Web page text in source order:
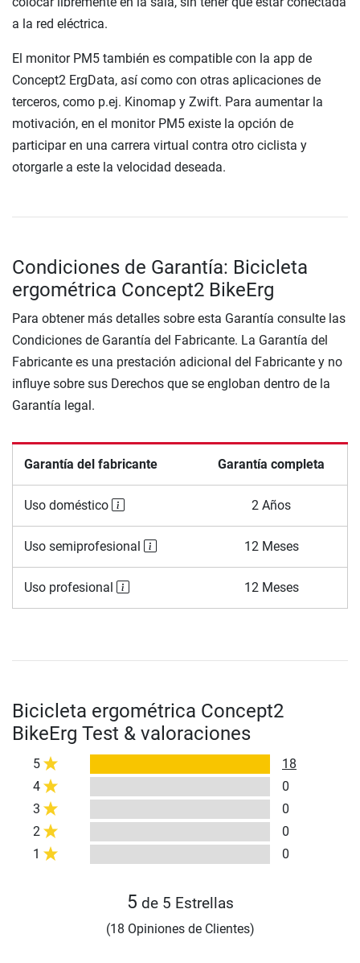
a la red eléctrica.
El monitor PM5 también es compatible con la app de
Concept2 ErgData, así como con otras aplicaciones de
terceros, como p.ej. Kinomap y Zwift. Para aumentar la
motivación, en el monitor PM5 existe la opción de
participar en una carrera virtual contra otro ciclista y
otorgarle a este la velocidad deseada.
Condiciones de Garantía: Bicicleta
ergométrica Concept2 BikeErg
Para obtener más detalles sobre esta Garantía consulte las
Condiciones de Garantía del Fabricante. La Garantía del
Fabricante es una prestación adicional del Fabricante y no
influye sobre sus Derechos que se engloban dentro de la
Garantía legal.
Garantía del fabricante Garantía completa
Uso doméstico 2 Años
Uso semiprofesional 12 Meses
Uso profesional 12 Meses
Bicicleta ergométrica Concept2
BikeErg Test & valoraciones
5
18
4
0
3
0
2
0
1
0
5 de 5 Estrellas
(18 Opiniones de Clientes)